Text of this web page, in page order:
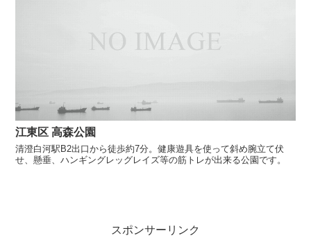
江東区 高森公園
清澄白河駅B2出口から徒歩約7分。健康遊具を使って斜め腕立て伏
せ、懸垂、ハンギングレッグレイズ等の筋トレが出来る公園です。
スポンサーリンク